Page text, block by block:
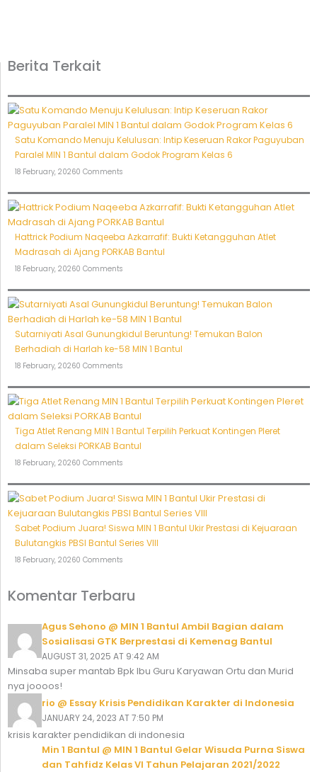
Berita Terkait
Satu Komando Menuju Kelulusan: Intip Keseruan Rakor Paguyuban
Paralel MIN 1 Bantul dalam Godok Program Kelas 6
18 February, 20260 Comments
Hattrick Podium Naqeeba Azkarrafif: Bukti Ketangguhan Atlet
Madrasah di Ajang PORKAB Bantul
18 February, 20260 Comments
Sutarniyati Asal Gunungkidul Beruntung! Temukan Balon
Berhadiah di Harlah ke-58 MIN 1 Bantul
18 February, 20260 Comments
Tiga Atlet Renang MIN 1 Bantul Terpilih Perkuat Kontingen Pleret
dalam Seleksi PORKAB Bantul
18 February, 20260 Comments
Sabet Podium Juara! Siswa MIN 1 Bantul Ukir Prestasi di Kejuaraan
Bulutangkis PBSI Bantul Series VIII
18 February, 20260 Comments
Komentar Terbaru
Agus Sehono @ MIN 1 Bantul Ambil Bagian dalam
Sosialisasi GTK Berprestasi di Kemenag Bantul
AUGUST 31, 2025 AT 9:42 AM
Minsaba super mantab Bpk Ibu Guru Karyawan Ortu dan Murid
nya joooos!
rio @ Essay Krisis Pendidikan Karakter di Indonesia
JANUARY 24, 2023 AT 7:50 PM
krisis karakter pendidikan di indonesia
Min 1 Bantul @ MIN 1 Bantul Gelar Wisuda Purna Siswa
dan Tahfidz Kelas VI Tahun Pelajaran 2021/2022